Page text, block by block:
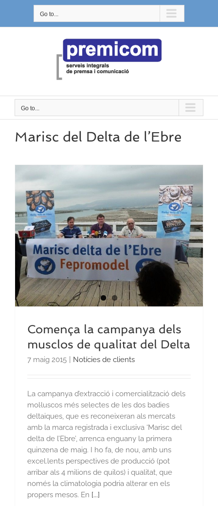
content
Go to...
Go to...
Marisc del Delta de l’Ebre
Comença la campanya dels
musclos de qualitat del Delta
7 maig 2015 Notícies de clients
La campanya d’extracció i comercialització dels
mol·luscos més selectes de les dos badies
deltaiques, que es reconeixeran als mercats
amb la marca registrada i exclusiva ‘Marisc del
delta de l’Ebre’, arrenca enguany la primera
quinzena de maig. I ho fa, de nou, amb uns
excel.lents perspectives de producció (pot
arribar als 4 milions de quilos) i qualitat, que
només la climatologia podria alterar en els
propers mesos. En [...]